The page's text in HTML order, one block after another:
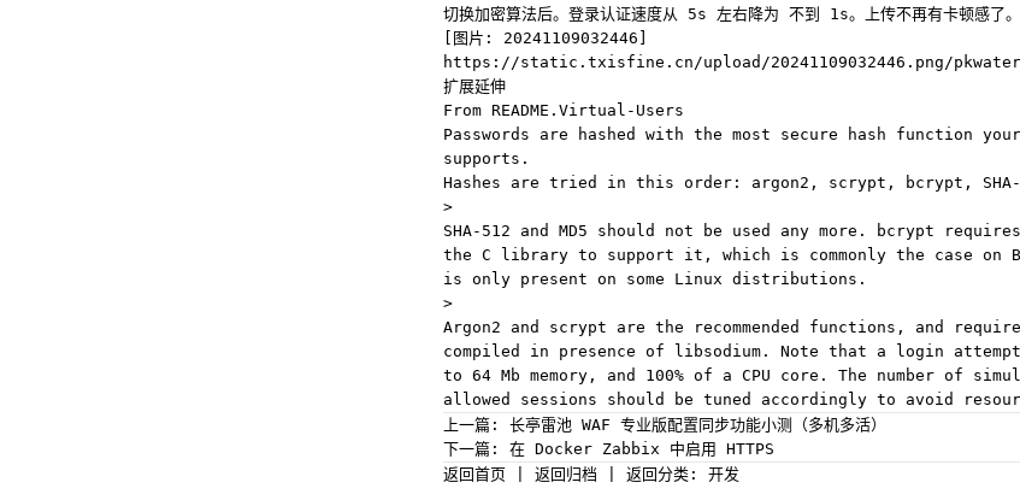
切换加密算法后。登录认证速度从 5s 左右降为 不到 1s。上传不再有卡顿感了。
[图片: 20241109032446]
https://static.txisfine.cn/upload/20241109032446.png/
扩展延伸
From README.Virtual-Users
Passwords are hashed with the most secure hash function
supports.
Hashes are tried in this order: argon2, scrypt, bcrypt, SHA-
>
SHA-512 and MD5 should not be used any more. bcrypt
the C library to support it, which is commonly the case on
is only present on some Linux distributions.
>
Argon2 and scrypt are the recommended functions, and
compiled in presence of libsodium. Note that a login
to 64 Mb memory, and 100% of a CPU core. The number of
allowed sessions should be tuned accordingly to avoid
上一篇: 长亭雷池 WAF 专业版配置同步功能小测（多机多活）
下一篇: 在 Docker Zabbix 中启用 HTTPS
返回首页
返回归档 返回分类: 开发